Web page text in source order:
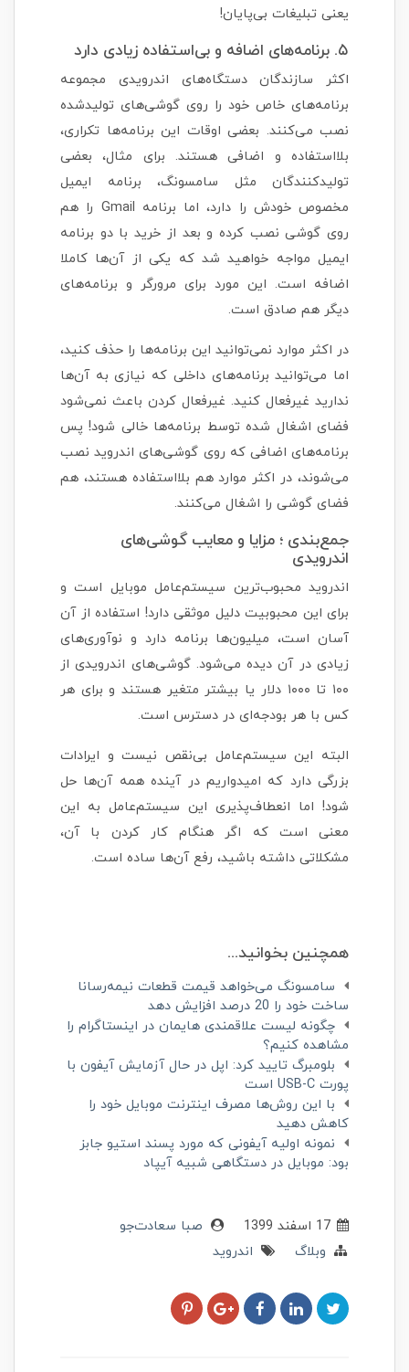
یعنی تبلیغات بی‌پایان!
۵. برنامه‌های اضافه و بی‌استفاده زیادی دارد
اکثر سازندگان دستگاه‌های اندرویدی مجموعه
برنامه‌های خاص خود را روی گوشی‌های تولیدشده
نصب می‌کنند. بعضی اوقات این برنامه‌ها تکراری،
بلااستفاده و اضافی هستند. برای مثال، بعضی
تولیدکنندگان مثل سامسونگ، برنامه ایمیل
مخصوص خودش را دارد، اما برنامه Gmail را هم
روی گوشی نصب کرده و بعد از خرید با دو برنامه
ایمیل مواجه خواهید شد که یکی از آن‌ها کاملا
اضافه است. این مورد برای مرورگر و برنامه‌های
دیگر هم صادق است.
در اکثر موارد نمی‌توانید این برنامه‌ها را حذف کنید،
اما می‌توانید برنامه‌های داخلی که نیازی به آن‌ها
ندارید غیرفعال کنید. غیرفعال کردن باعث نمی‌شود
فضای اشغال شده توسط برنامه‌ها خالی شود! پس
برنامه‌های اضافی که روی گوشی‌های اندروید نصب
می‌شوند، در اکثر موارد هم بلااستفاده هستند، هم
فضای گوشی را اشغال می‌کنند.
جمع‌بندی ؛ مزایا و معایب گوشی‌های
اندرویدی
اندروید محبوب‌ترین سیستم‌عامل موبایل است و
برای این محبوبیت دلیل موثقی دارد! استفاده از آن
آسان است، میلیون‌ها برنامه دارد و نوآوری‌های
زیادی در آن دیده می‌شود. گوشی‌های اندرویدی از
۱۰۰ تا ۱۰۰۰ دلار یا بیشتر متغیر هستند و برای هر
کس با هر بودجه‌ای در دسترس است.
البته این سیستم‌عامل بی‌نقص نیست و ایرادات
بزرگی دارد که امیدواریم در آینده همه آن‌ها حل
شود! اما انعطاف‌پذیری این سیستم‌عامل به این
معنی است که اگر هنگام کار کردن با آن،
مشکلاتی داشته باشید، رفع آن‌ها ساده است.
همچنین بخوانید...
سامسونگ می‌خواهد قیمت قطعات نیمه‌رسانا
ساخت خود را 20 درصد افزایش دهد
چگونه لیست علاقمندی هایمان در اینستاگرام را
مشاهده کنیم؟
بلومبرگ تایید کرد: اپل در حال آزمایش آیفون با
پورت USB-C است
با این روش‌ها مصرف اینترنت موبایل خود را
کاهش دهید
نمونه اولیه آیفونی که مورد پسند استیو جابز
بود: موبایل در دستگاهی شبیه آیپاد
صبا سعادت‌جو
وبلاگ
اندروید